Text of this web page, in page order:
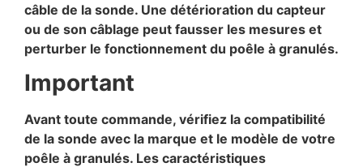
câble de la sonde. Une détérioration du capteur
ou de son câblage peut fausser les mesures et
perturber le fonctionnement du poêle à granulés.
Important
Avant toute commande, vérifiez la compatibilité
de la sonde avec la marque et le modèle de votre
poêle à granulés. Les caractéristiques